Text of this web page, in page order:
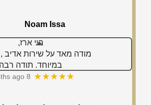
Noam Issa
היי ארז,
מודה מאד על שירות אדיב ,
במיוחד. תודה רבה
★★★★★
8 months ago